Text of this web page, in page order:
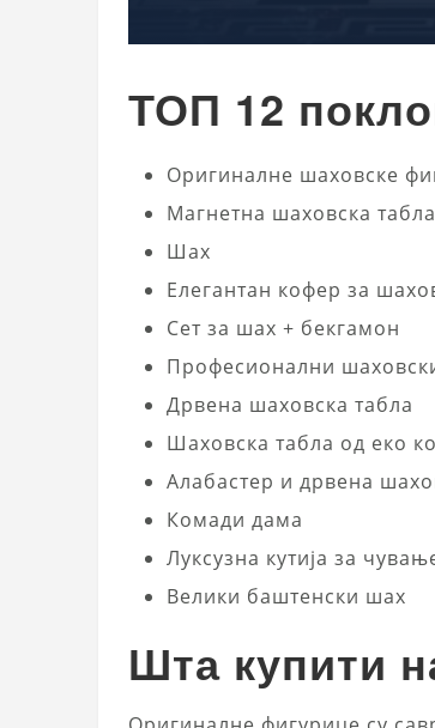
ТОП 12
Оригиналне шаховске
Магнетна шаховска табла
Шах
Елегантан кофер за
Сет за шах + бекгамон
Професионални
Дрвена шаховска табла
Шаховска табла од еко
Алабастер и дрвена
Комади дама
Луксузна кутија за
Велики баштенски шах
Шта купити